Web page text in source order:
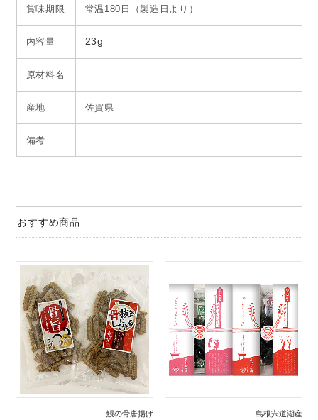
賞味期限 常温180日（製造日より）
内容量 23g
原材料名
産地 佐賀県
備考
おすすめ商品
鰻の骨唐揚げ
島根宍道湖産